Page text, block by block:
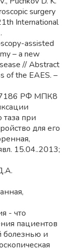
surgery
International
assisted
– a new
// Abstract
of the EAES. –
РФ МПК8
при
для его
15.04..2013;
- что
пациентов
болезнью и